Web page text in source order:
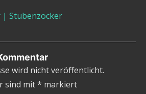
| Stubenzocker
wird nicht veröffentlicht.
sind mit* markiert